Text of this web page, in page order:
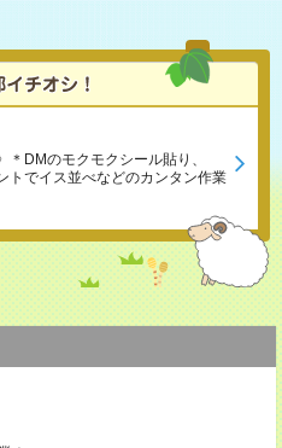
＊DMのモクモクシール貼り、
トでイス並べなどのカンタン作業